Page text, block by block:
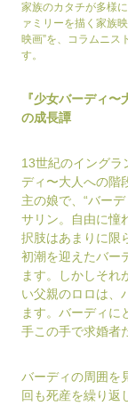
家族のカタチが多様
ァミリーを描く家族
映画”を、コラムニス
す。
『少女バーディ
の成長譚
13世紀のイングラ
ディ〜大人への階
主の娘で、“バー
サリン。自由に憧
択肢はあまりに限
初潮を迎えたバー
ます。しかしそれ
い父親のロロは、
ます。バーディに
手この手で求婚者
バーディの周囲を
回も死産を繰り返